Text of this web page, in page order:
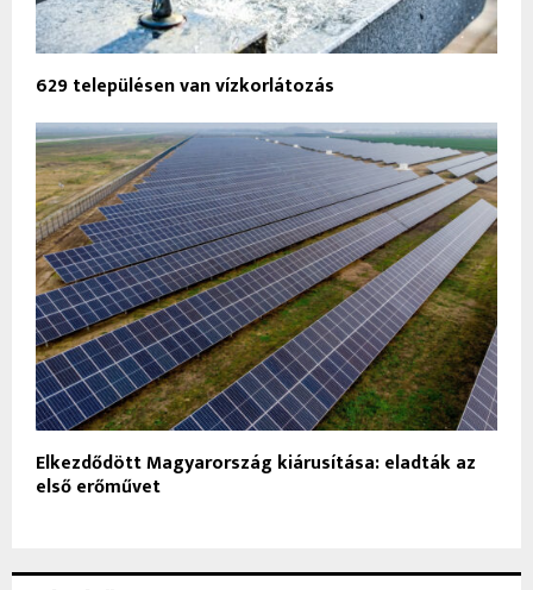
629 településen van vízkorlátozás
Elkezdődött Magyarország kiárusítása: eladták az
első erőművet